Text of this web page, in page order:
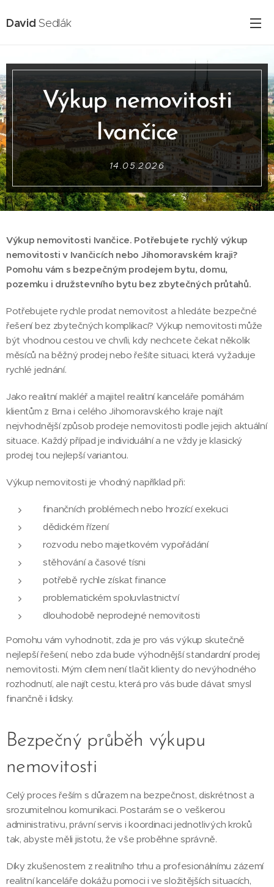
DavidSedlák
Výkup nemovitosti
Ivančice
14.05.2026
Výkup nemovitosti Ivančice. Potřebujete rychlý výkup
nemovitosti v Ivančicích nebo Jihomoravském kraji?
Pomohu vám s bezpečným prodejem bytu, domu,
pozemku i družstevního bytu bez zbytečných průtahů.
Potřebujete rychle prodat nemovitost a hledáte bezpečné
řešení bez zbytečných komplikací? Výkup nemovitosti může
být vhodnou cestou ve chvíli, kdy nechcete čekat několik
měsíců na běžný prodej nebo řešíte situaci, která vyžaduje
rychlé jednání.
Jako realitní makléř a majitel realitní kanceláře pomáhám
klientům z Brna i celého Jihomoravského kraje najít
nejvhodnější způsob prodeje nemovitosti podle jejich aktuální
situace. Každý případ je individuální a ne vždy je klasický
prodej tou nejlepší variantou.
Výkup nemovitosti je vhodný například při:
finančních problémech nebo hrozící exekuci
dědickém řízení
rozvodu nebo majetkovém vypořádání
stěhování a časové tísni
potřebě rychle získat finance
problematickém spoluvlastnictví
dlouhodobě neprodejné nemovitosti
Pomohu vám vyhodnotit, zda je pro vás výkup skutečně
nejlepší řešení, nebo zda bude výhodnější standardní prodej
nemovitosti. Mým cílem není tlačit klienty do nevýhodného
rozhodnutí, ale najít cestu, která pro vás bude dávat smysl
finančně i lidsky.
Bezpečný průběh výkupu
nemovitosti
Celý proces řeším s důrazem na bezpečnost, diskrétnost a
srozumitelnou komunikaci. Postarám se o veškerou
administrativu, právní servis i koordinaci jednotlivých kroků
tak, abyste měli jistotu, že vše proběhne správně.
Díky zkušenostem z realitního trhu a profesionálnímu zázemí
realitní kanceláře dokážu pomoci i ve složitějších situacích,